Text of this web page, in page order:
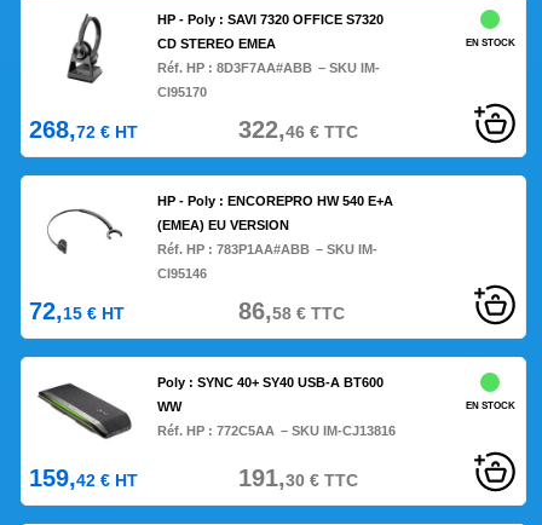
HP - Poly : SAVI 7320 OFFICE S7320
CD STEREO EMEA
Réf. HP :8D3F7AA#ABB – SKU IM-
CI95170
EN STOCK
268,72 € HT 322,46€TTC
HP - Poly : ENCOREPRO HW 540 E+A
(EMEA) EU VERSION
Réf. HP :783P1AA#ABB – SKU IM-
CI95146
72,15 € HT 86,58€TTC
Poly : SYNC 40+ SY40 USB-A BT600
WW
Réf. HP :772C5AA – SKU IM-CJ13816
EN STOCK
159,42 € HT 191,30€TTC